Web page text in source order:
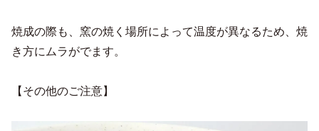
焼成の際も、窯の焼く場所によって温度が異なるため、焼
き方にムラがでます。
【その他のご注意】